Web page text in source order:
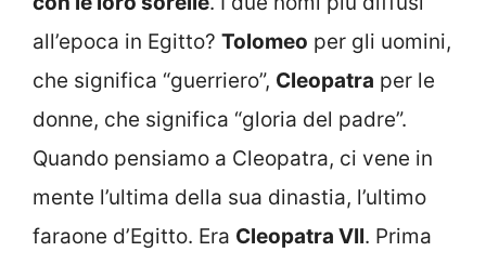
all’epoca in Egitto? Tolomeo per gli uomini,
che significa “guerriero”, Cleopatra per le
donne, che significa “gloria del padre”.
Quando pensiamo a Cleopatra, ci vene in
mente l’ultima della sua dinastia, l’ultimo
faraone d’Egitto. Era Cleopatra VII. Prima